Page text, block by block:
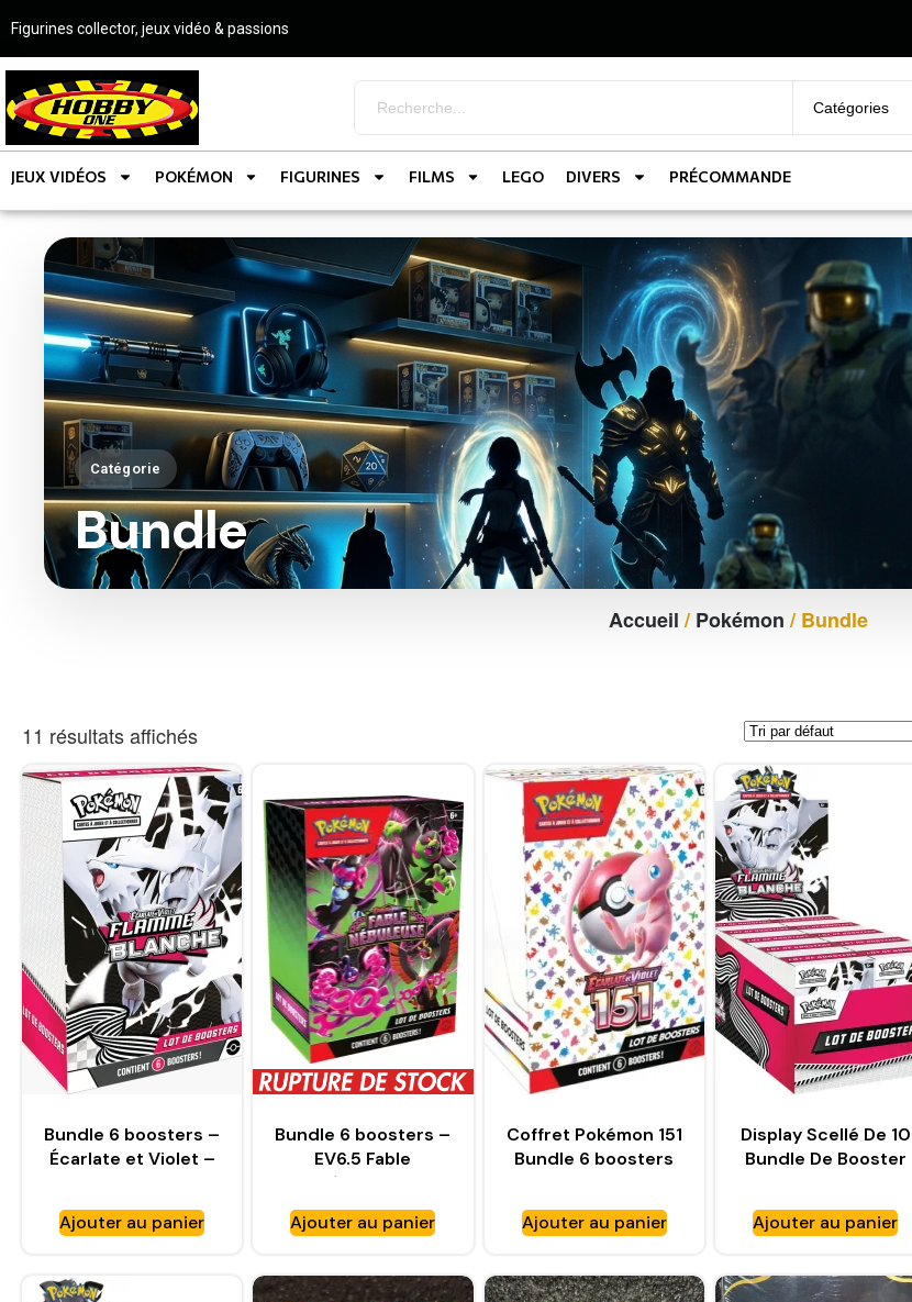
Figurines collector, jeux vidéo & passions
JEUX VIDÉOS POKÉMON FIGURINES FILMS LEGO DIVERS PRÉCOMMANDE
Catégorie
Bundle
Accueil /Pokémon / Bundle
11 résultats affichés
Bundle 6 boosters –
Écarlate et Violet –
EV10.5
Ajouter au panier
Bundle 6 boosters –
EV6.5 Fable
Nébuleuse
Ajouter au panier
Coffret Pokémon 151
Bundle 6 boosters
Ajouter au panier
Display Scellé De 10
Bundle De Booster
EV10.5
Ajouter au panier